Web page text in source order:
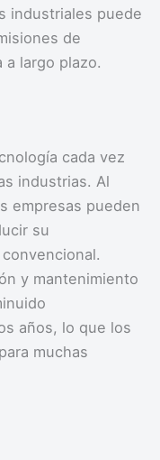
industriales puede
de
largo plazo.
cada vez
industrias. Al
empresas pueden
su
y mantenimiento
años, lo que los
muchas